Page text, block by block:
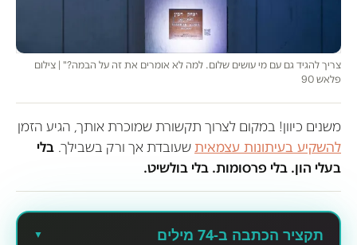
צריך להגיד גם עם מי עושים שלום. למה לא אומרים את זה על הבמה?" | צילום
פלאש 90
משנים כיוון! במקום לצרוך תקשורת שמוכרת אותך, הגיע הזמן
להשקיע בעיתונות עצמאיתשעובדת אך ורק בשבילך. בלי
בעלי הון. בלי פרסומות. בלי בולשיט.
תקציר הכתבה ב-74 מילים